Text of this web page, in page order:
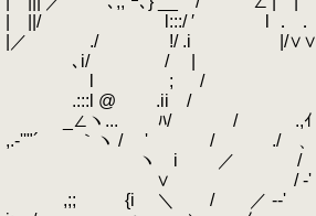
| ||/ l:::/ ′ l ．
|／ ./ !/ .i |/
､i/ / | | 「U.C.0087
l ; /
.:::l @ .ii
_∠ヽ...
ﾊ/ / .,
,.-''"´ ｀ヽ / ' / ./
ヽ i ／ /
∨ /
,;; {i ＼ / ／ -‐'